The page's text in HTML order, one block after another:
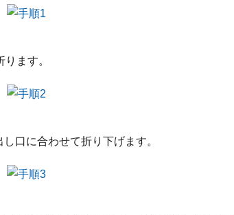
ます。
口に合わせて折り下げます。